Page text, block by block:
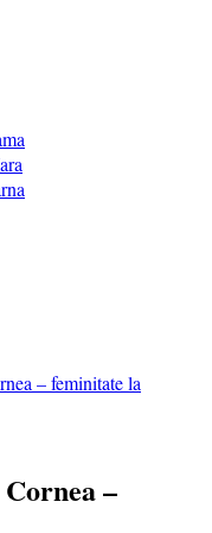
– feminitate la
–